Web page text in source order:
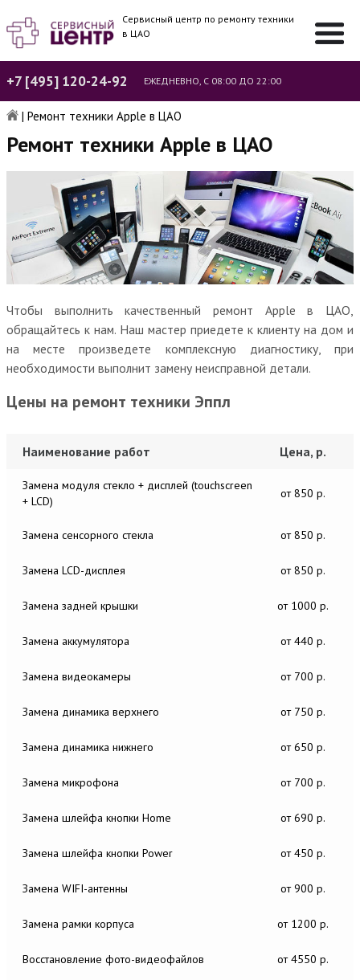
Сервисный центр по ремонту техники
в ЦАО
+7 [495] 120-24-92 ЕЖЕДНЕВНО, С 08:00 ДО 22:00
| Ремонт техники Apple в ЦАО
Ремонт техники Apple в ЦАО
Чтобы выполнить качественный ремонт Apple в ЦАО,
обращайтесь к нам. Наш мастер приедете к клиенту на дом и
на месте произведете комплексную диагностику, при
необходимости выполнит замену неисправной детали.
Цены на ремонт техники Эппл
Наименование работ Цена, р.
Замена модуля стекло + дисплей (touchscreen
+ LCD)
от 850 р.
Замена сенсорного стекла от 850 р.
Замена LCD-дисплея от 850 р.
Замена задней крышки от 1000 р.
Замена аккумулятора от 440 р.
Замена видеокамеры от 700 р.
Замена динамика верхнего от 750 р.
Замена динамика нижнего от 650 р.
Замена микрофона от 700 р.
Замена шлейфа кнопки Home от 690 р.
Замена шлейфа кнопки Power от 450 р.
Замена WIFI-антенны от 900 р.
Замена рамки корпуса от 1200 р.
Восстановление фото-видеофайлов от 4550 р.